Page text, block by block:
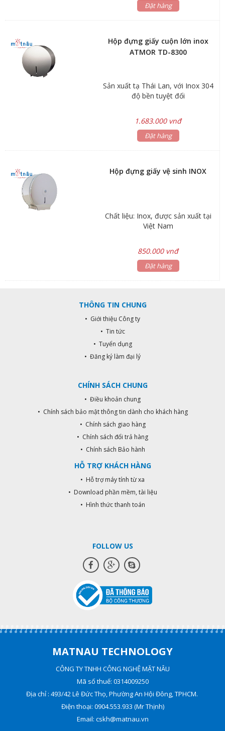
Đặt hàng
Hộp đựng giấy cuộn lớn inox
ATMOR TD-8300
Sản xuất tạ Thái Lan, với Inox 304
độ bền tuyệt đối
1.683.000 vnđ
Đặt hàng
Hộp đựng giấy vệ sinh INOX
Chất liệu: Inox, được sản xuất tại
Việt Nam
850.000 vnđ
Đặt hàng
THÔNG TIN CHUNG
• Giới thiệu Công ty
• Tin tức
• Tuyển dụng
• Đăng ký làm đại lý
CHÍNH SÁCH CHUNG
• Điều khoản chung
• Chính sách bảo mật thông tin dành cho khách hàng
• Chính sách giao hàng
• Chính sách đổi trả hàng
• Chính sách Bảo hành
HỖ TRỢ KHÁCH HÀNG
• Hỗ trợ máy tính từ xa
• Download phần mềm, tài liệu
• Hình thức thanh toán
FOLLOW US
MATNAU TECHNOLOGY
CÔNG TY TNHH CÔNG NGHỆ MẶT NÂU
Mã số thuế: 0314009250
Địa chỉ : 493/42 Lê Đức Thọ, Phường An Hội Đông, TPHCM.
Điện thoại: 0904.553.933 (Mr Thịnh)
Email: cskh@matnau.vn